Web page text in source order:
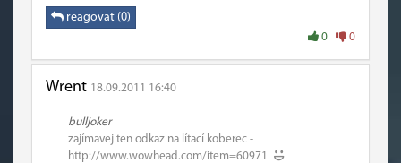
reagovat (0)
0 0
Wrent 18.09.2011 16:40
bulljoker
zajímavej ten odkaz na lítací koberec -
http://www.wowhead.com/item=60971